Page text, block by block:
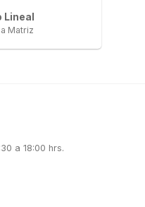
Lineal
Matriz
a 18:00 hrs.